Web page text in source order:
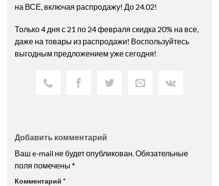
на ВСЕ, включая распродажу! До 24.02!
Только 4 дня с 21 по 24 февраля скидка 20% на все,
даже на товары из распродажи! Воспользуйтесь
выгодным предложением уже сегодня!
Добавить комментарий
Ваш e-mail не будет опубликован.Обязательные
поля помечены *
Комментарий *